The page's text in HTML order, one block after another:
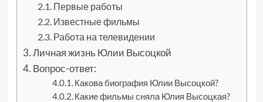
Первые работы
Известные фильмы
Работа на телевидении
Личная жизнь Юлии Высоцкой
Вопрос-ответ:
Какова биография Юлии Высоцкой?
Какие фильмы сняла Юлия Высоцкая?